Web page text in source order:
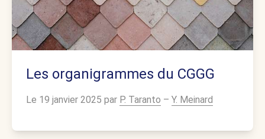
Les organigrammes du CGGG
Le 19 janvier 2025 par P. Taranto – Y. Meinard